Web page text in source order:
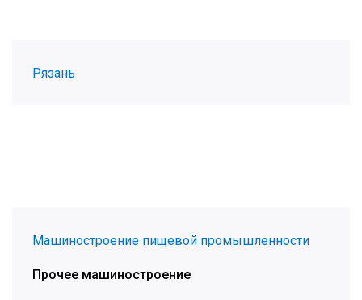
Рязань
Машиностроение пищевой промышленности
Прочее машиностроение